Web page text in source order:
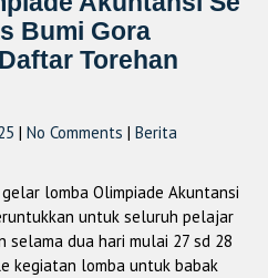
Bumi Gora
Torehan
|No Comments |Berita
lomba Olimpiade Akuntansi
untuk seluruh pelajar
selama dua hari mulai 27 sd 28
kegiatan lomba untuk babak